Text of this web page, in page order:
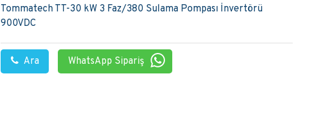
Tommatech TT-30 kW 3 Faz/380 Sulama Pompası İnvertörü
900VDC
Ara WhatsApp Sipariş